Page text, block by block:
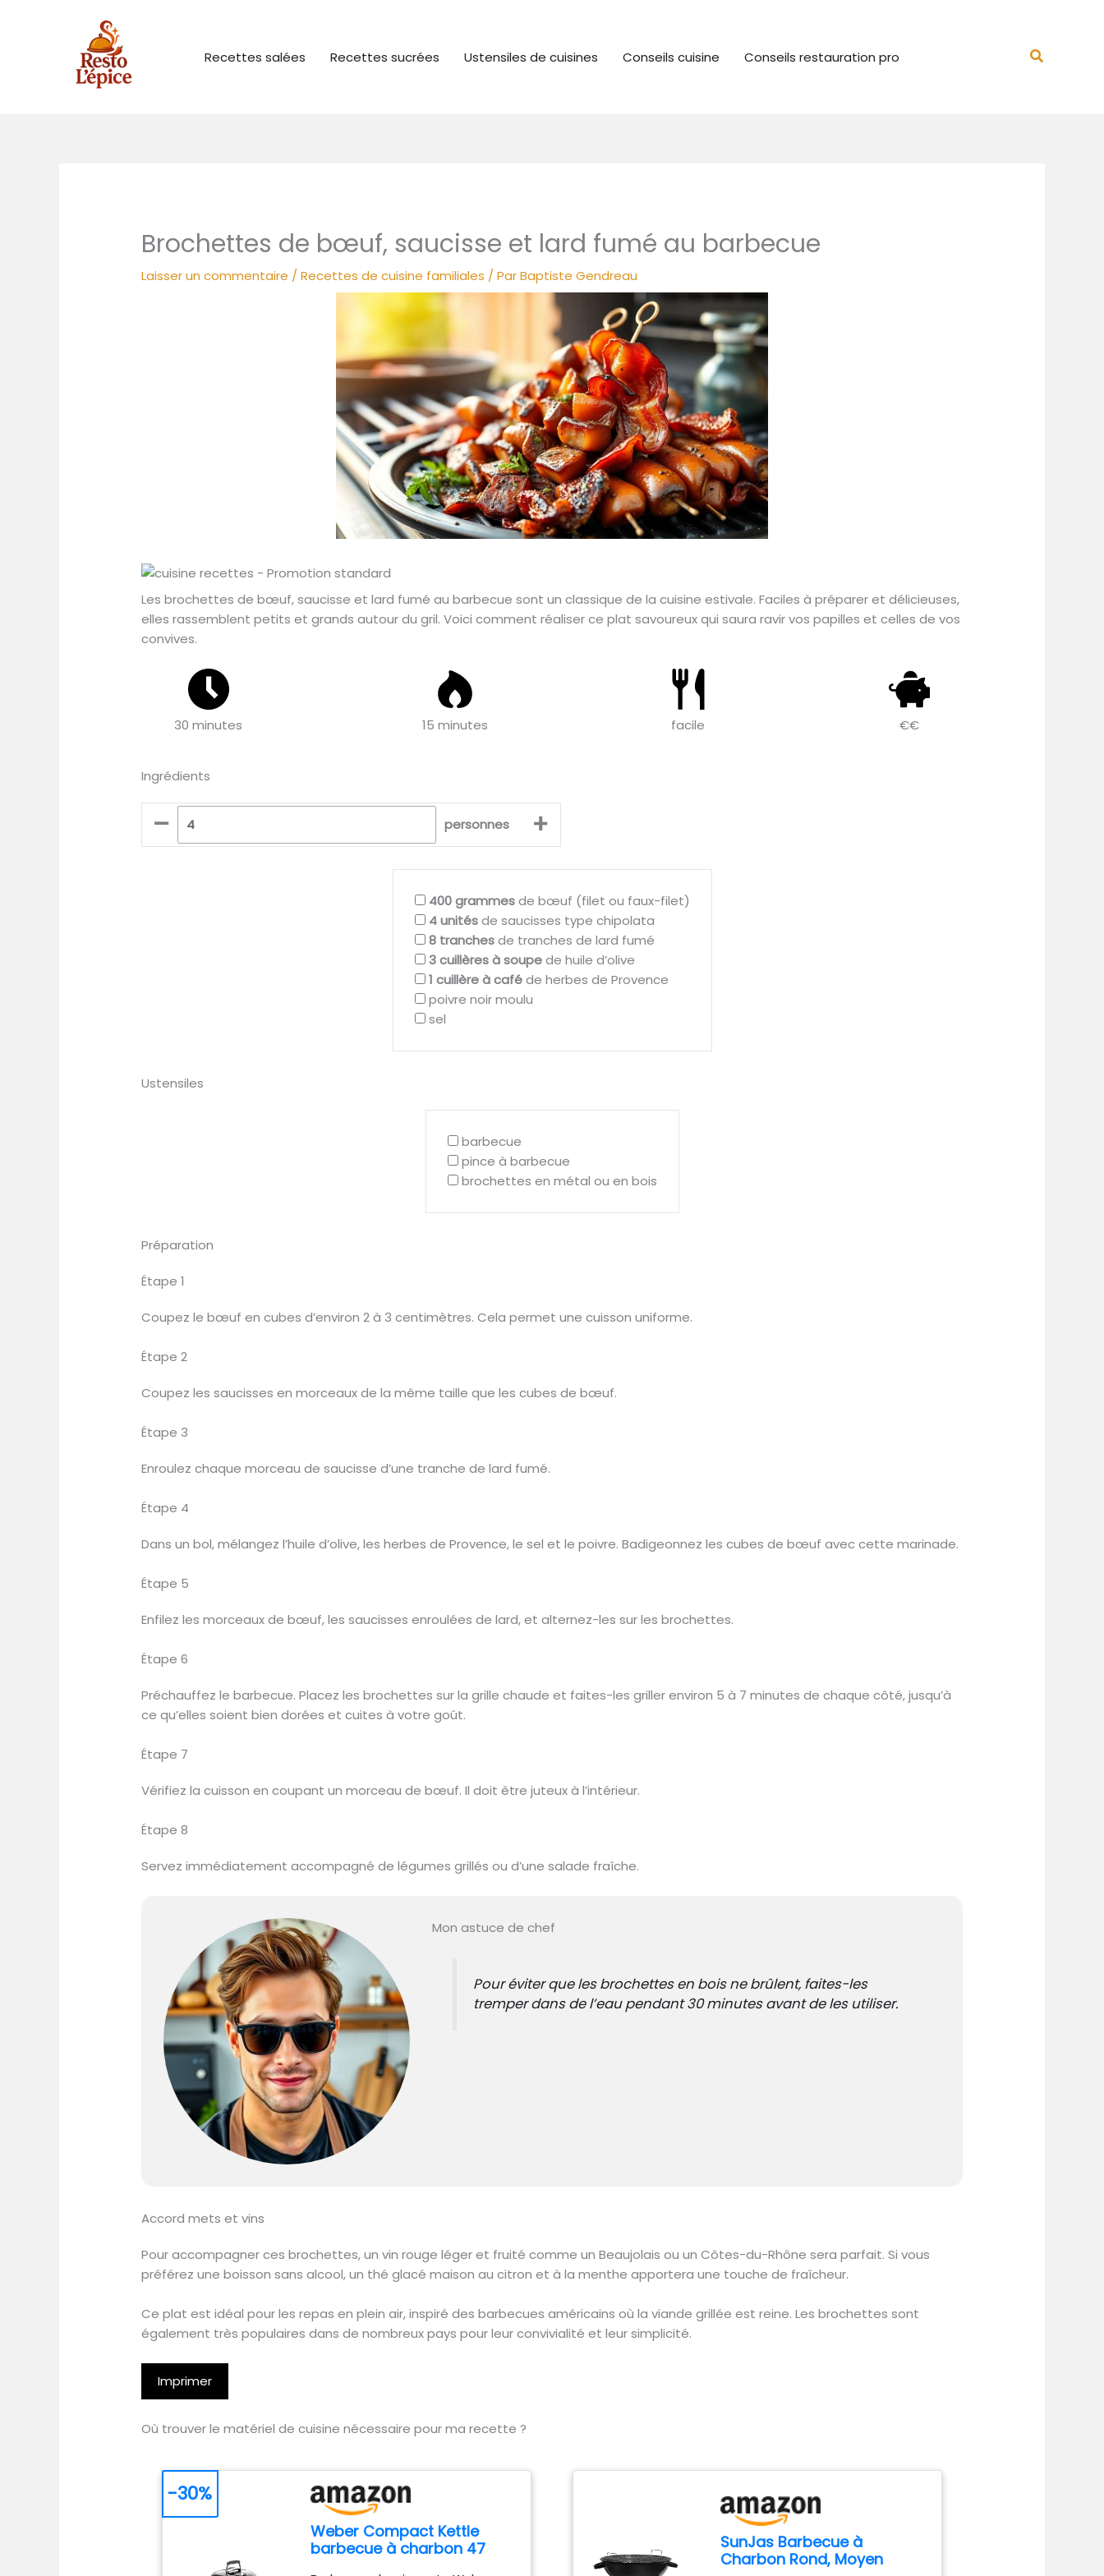
Recettes salées Recettes sucrées Ustensiles de cuisines Conseils cuisine Conseils restauration pro
Brochettes de bœuf, saucisse et lard fumé au barbecue
Laisser un commentaire /Recettes de cuisine familiales / ParBaptiste Gendreau
Les brochettes de bœuf, saucisse et lard fumé au barbecue sont un classique de la cuisine estivale. Faciles à préparer et délicieuses,
elles rassemblent petits et grands autour du gril. Voici comment réaliser ce plat savoureux qui saura ravir vos papilles et celles de vos
convives.
30 minutes 15 minutes facile €€
Ingrédients
– personnes +
400 grammesde bœuf (filet ou faux-filet)
4 unitésde saucisses type chipolata
8 tranchesde tranches de lard fumé
3 cuillères à soupede huile d’olive
1 cuillère à caféde herbes de Provence
poivre noir moulu
sel
Ustensiles
barbecue
pince à barbecue
brochettes en métal ou en bois
Préparation
Étape 1
Coupez le bœuf en cubes d’environ 2 à 3 centimètres. Cela permet une cuisson uniforme.
Étape 2
Coupez les saucisses en morceaux de la même taille que les cubes de bœuf.
Étape 3
Enroulez chaque morceau de saucisse d’une tranche de lard fumé.
Étape 4
Dans un bol, mélangez l’huile d’olive, les herbes de Provence, le sel et le poivre. Badigeonnez les cubes de bœuf avec cette marinade.
Étape 5
Enfilez les morceaux de bœuf, les saucisses enroulées de lard, et alternez-les sur les brochettes.
Étape 6
Préchauffez le barbecue. Placez les brochettes sur la grille chaude et faites-les griller environ 5 à 7 minutes de chaque côté, jusqu’à
ce qu’elles soient bien dorées et cuites à votre goût.
Étape 7
Vérifiez la cuisson en coupant un morceau de bœuf. Il doit être juteux à l’intérieur.
Étape 8
Servez immédiatement accompagné de légumes grillés ou d’une salade fraîche.
Mon astuce de chef
Pour éviter que les brochettes en bois ne brûlent, faites-les
tremper dans de l’eau pendant 30 minutes avant de les utiliser.
Accord mets et vins
Pour accompagner ces brochettes, un vin rouge léger et fruité comme un Beaujolais ou un Côtes-du-Rhône sera parfait. Si vous
préférez une boisson sans alcool, un thé glacé maison au citron et à la menthe apportera une touche de fraîcheur.
Ce plat est idéal pour les repas en plein air, inspiré des barbecues américains où la viande grillée est reine. Les brochettes sont
également très populaires dans de nombreux pays pour leur convivialité et leur simplicité.
Imprimer
Où trouver le matériel de cuisine nécessaire pour ma recette ?
Weber Compact Kettle
barbecue à charbon 47
-30%
SunJas Barbecue à
Charbon Rond, Moyen